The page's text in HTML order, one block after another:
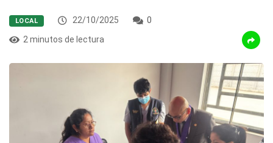
LOCAL 22/10/2025
0
2 minutos de lectura